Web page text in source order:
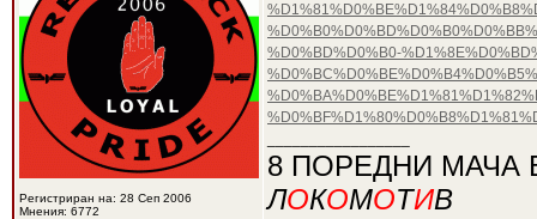
Регистриран на: 28 Сеп 2006
Мнения: 6772
%D0%BD%D0%B0-
8 ПОРЕДНИ МАЧА
ЛОКОМОТИВ